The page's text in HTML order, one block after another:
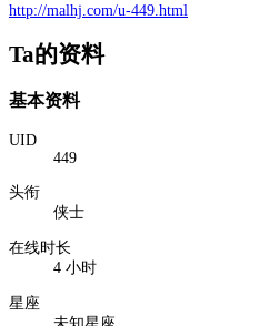
http://malhj.com/u-449.html
Ta的资料
基本资料
UID
449
头衔
侠士
在线时长
4 小时
星座